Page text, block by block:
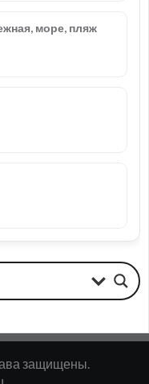
море, пляж
защищены.